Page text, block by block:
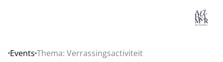
Home
Events Thema: Verrassingsactiviteit